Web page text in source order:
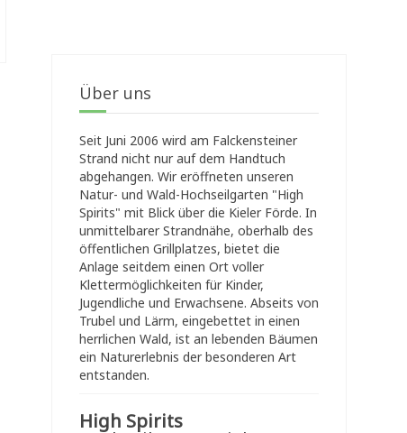
Über uns
Seit Juni 2006 wird am Falckensteiner
Strand nicht nur auf dem Handtuch
abgehangen. Wir eröffneten unseren
Natur- und Wald-Hochseilgarten "High
Spirits" mit Blick über die Kieler Förde. In
unmittelbarer Strandnähe, oberhalb des
öffentlichen Grillplatzes, bietet die
Anlage seitdem einen Ort voller
Klettermöglichkeiten für Kinder,
Jugendliche und Erwachsene. Abseits von
Trubel und Lärm, eingebettet in einen
herrlichen Wald, ist an lebenden Bäumen
ein Naturerlebnis der besonderen Art
entstanden.
High Spirits